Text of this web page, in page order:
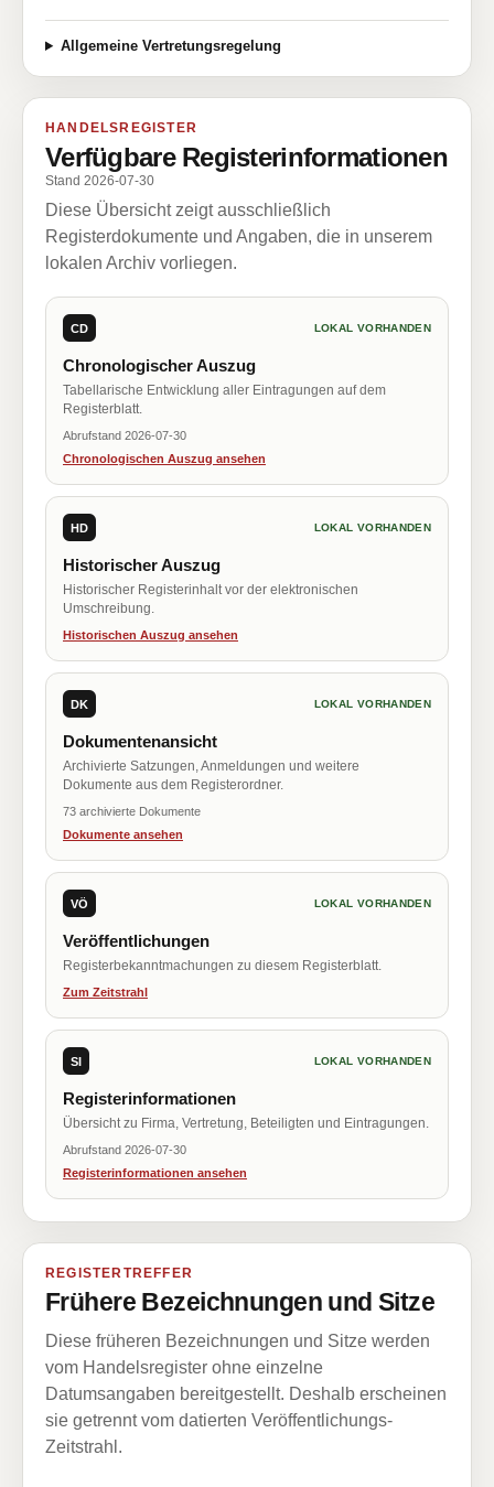
Allgemeine Vertretungsregelung
HANDELSREGISTER
Verfügbare Registerinformationen
Stand 2026-07-30
Diese Übersicht zeigt ausschließlich
Registerdokumente und Angaben, die in unserem
lokalen Archiv vorliegen.
CD LOKAL VORHANDEN
Chronologischer Auszug
Tabellarische Entwicklung aller Eintragungen auf dem
Registerblatt.
Abrufstand 2026-07-30
Chronologischen Auszug ansehen
HD LOKAL VORHANDEN
Historischer Auszug
Historischer Registerinhalt vor der elektronischen
Umschreibung.
Historischen Auszug ansehen
DK LOKAL VORHANDEN
Dokumentenansicht
Archivierte Satzungen, Anmeldungen und weitere
Dokumente aus dem Registerordner.
73 archivierte Dokumente
Dokumente ansehen
VÖ LOKAL VORHANDEN
Veröffentlichungen
Registerbekanntmachungen zu diesem Registerblatt.
Zum Zeitstrahl
SI LOKAL VORHANDEN
Registerinformationen
Übersicht zu Firma, Vertretung, Beteiligten und Eintragungen.
Abrufstand 2026-07-30
Registerinformationen ansehen
REGISTERTREFFER
Frühere Bezeichnungen und Sitze
Diese früheren Bezeichnungen und Sitze werden
vom Handelsregister ohne einzelne
Datumsangaben bereitgestellt. Deshalb erscheinen
sie getrennt vom datierten Veröffentlichungs-
Zeitstrahl.